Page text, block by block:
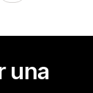
una